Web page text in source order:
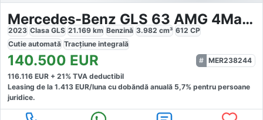
Mercedes-Benz GLS 63 AMG 4Matic Premium
2023 Clasa GLS 21.169 km Benzină 3.982 cm³ 612 CP
Cutie automată Tracțiune integrală
140.500 EUR
MER238244
116.116 EUR + 21% TVA deductibil
Leasing de la 1.413 EUR/luna cu dobăndă anuală 5,7% pentru persoane
juridice.